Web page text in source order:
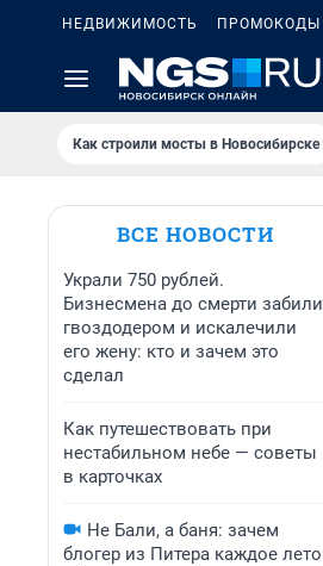
НЕДВИЖИМОСТЬ ПРОМОКОДЫ
Как строили мосты в Новосибирске
ВСЕ НОВОСТИ
Украли 750 рублей.
Бизнесмена до смерти забили
гвоздодером и искалечили
его жену: кто и зачем это
сделал
Как путешествовать при
нестабильном небе — советы
в карточках
Не Бали, а баня: зачем
блогер из Питера каждое лето